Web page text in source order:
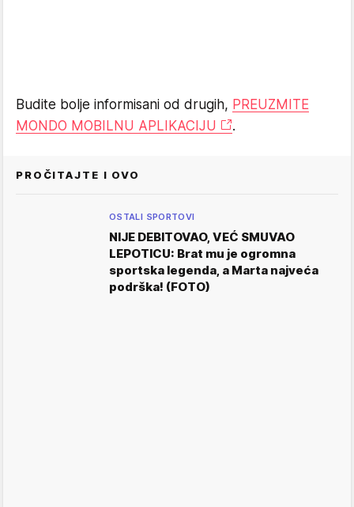
Budite bolje informisani od drugih, PREUZMITE
MONDO MOBILNU APLIKACIJU
.
PROČITAJTE I OVO
OSTALI SPORTOVI
NIJE DEBITOVAO, VEĆ SMUVAO
LEPOTICU: Brat mu je ogromna
sportska legenda, a Marta najveća
podrška! (FOTO)